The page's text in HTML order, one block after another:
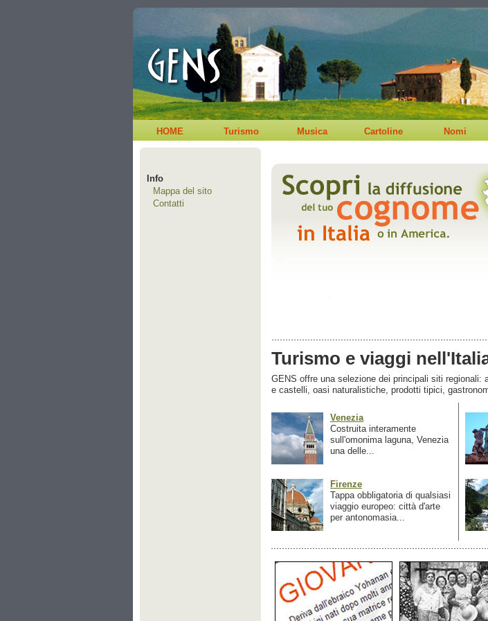
HOME Turismo Musica Cartoline Nomi
Info
Mappa del sito
Contatti
Turismo e viaggi
GENS offre una selezione dei principali siti regionali:
e castelli, oasi naturalistiche, prodotti tipici,
Venezia
Costruita interamente
sull'omonima laguna, Venezia
una delle...
Firenze
Tappa obbligatoria di qualsiasi
viaggio europeo: città d'arte
per antonomasia...